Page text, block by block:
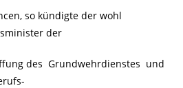
so kündigte der wohl
der
des Grundwehrdienstes und